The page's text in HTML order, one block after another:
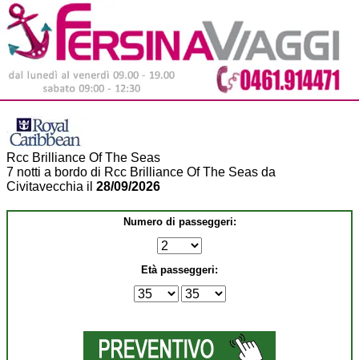
Rcc Brilliance Of The Seas
7 notti a bordo di Rcc Brilliance Of The Seas da
Civitavecchia il 28/09/2026
Numero di passeggeri:
Età passeggeri: